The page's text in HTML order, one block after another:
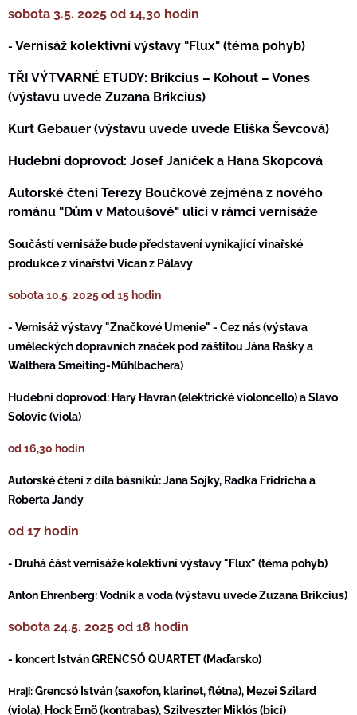
sobota 3.5. 2025 od 14,30 hodin
- Vernisáž kolektivní výstavy "Flux" (téma pohyb)
TŘI VÝTVARNÉ ETUDY: Brikcius – Kohout – Vones
(výstavu uvede Zuzana Brikcius)
Kurt Gebauer (výstavu uvede uvede Eliška Ševcová)
Hudební doprovod: Josef Janíček a Hana Skopcová
Autorské čtení Terezy Boučkové zejména z nového
románu "Dům v Matoušově" ulici v rámci vernisáže
Součástí vernisáže bude představení vynikající vinařské
produkce z vinařství Vican z Pálavy
sobota 10.5. 2025 od 15 hodin
- Vernisáž výstavy "Značkové Umenie" - Cez nás(výstava
uměleckých dopravních značek pod záštitou Jána Rašky a
Walthera Smeiting-Mühlbachera)
Hudební doprovod: Hary Havran (elektrické violoncello) a Slavo
Solovic (viola)
od 16,30 hodin
Autorské čtení z díla básníků:Jana Sojky, Radka Fridricha a
Roberta Jandy
od 17 hodin
- Druhá část vernisáže kolektivní výstavy "Flux" (téma pohyb)
Anton Ehrenberg:Vodník a voda(výstavu uvede Zuzana Brikcius)
sobota 24.5. 2025 od 18 hodin
- koncert István GRENCSÓ QUARTET (Maďarsko)
Hrají: Grencsó István (saxofon, klarinet, flétna), Mezei Szilard
(viola), Hock Ernö (kontrabas), Szilveszter Miklós (bicí)